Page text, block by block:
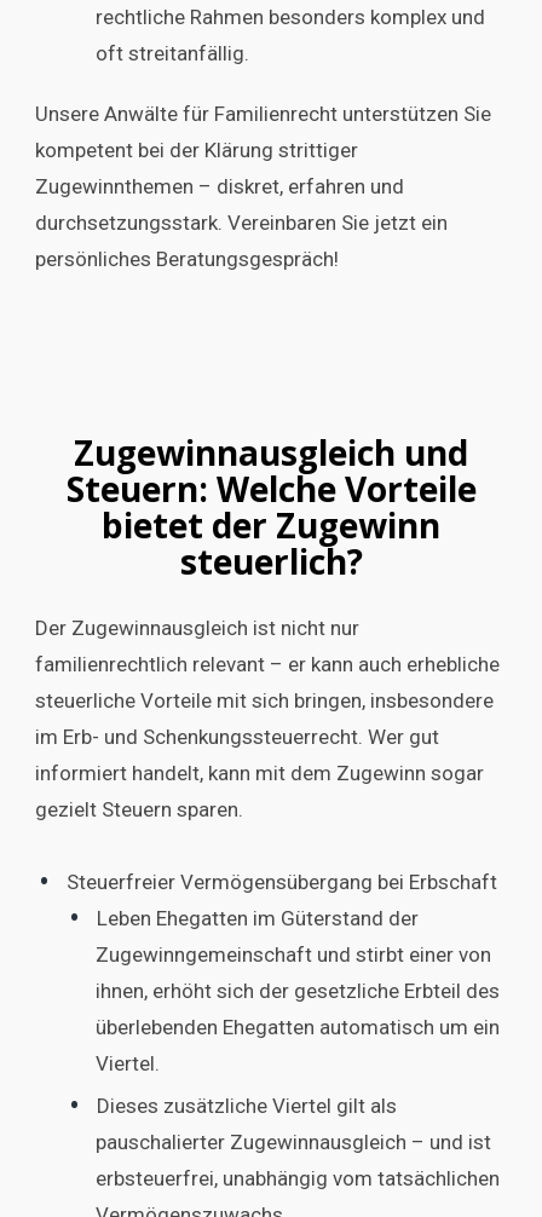
rechtliche Rahmen besonders komplex und
oft streitanfällig.
Unsere Anwälte für Familienrecht unterstützen Sie
kompetent bei der Klärung strittiger
Zugewinnthemen – diskret, erfahren und
durchsetzungsstark. Vereinbaren Sie jetzt ein
persönliches Beratungsgespräch!
Zugewinnausgleich und
Steuern: Welche Vorteile
bietet der Zugewinn
steuerlich?
Der Zugewinnausgleich ist nicht nur
familienrechtlich relevant – er kann auch erhebliche
steuerliche Vorteile mit sich bringen, insbesondere
im Erb- und Schenkungssteuerrecht. Wer gut
informiert handelt, kann mit dem Zugewinn sogar
gezielt Steuern sparen.
Steuerfreier Vermögensübergang bei Erbschaft
Leben Ehegatten im Güterstand der
Zugewinngemeinschaft und stirbt einer von
ihnen, erhöht sich der gesetzliche Erbteil des
überlebenden Ehegatten automatisch um ein
Viertel.
Dieses zusätzliche Viertel gilt als
pauschalierter Zugewinnausgleich – und ist
erbsteuerfrei, unabhängig vom tatsächlichen